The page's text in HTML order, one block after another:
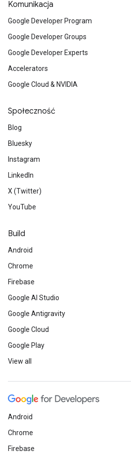
Komunikacja
Google Developer Program
Google Developer Groups
Google Developer Experts
Accelerators
Google Cloud & NVIDIA
Społeczność
Blog
Bluesky
Instagram
LinkedIn
X (Twitter)
YouTube
Build
Android
Chrome
Firebase
Google AI Studio
Google Antigravity
Google Cloud
Google Play
View all
Android
Chrome
Firebase